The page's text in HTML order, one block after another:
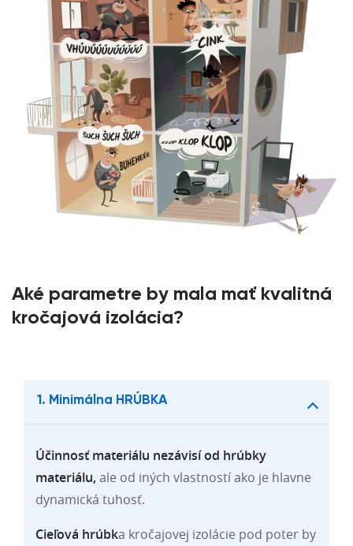
Aké parametre by mala mať kvalitná
kročajová izolácia?
1. Minimálna HRÚBKA
Účinnosť materiálu nezávisí od hrúbky
materiálu, ale od iných vlastností ako je hlavne
dynamická tuhosť.
Cieľová hrúbka kročajovej izolácie pod poter by